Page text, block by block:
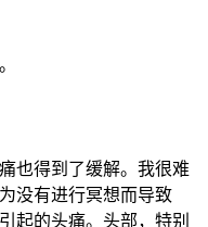
也得到了缓解。我很难
没有进行冥想而导致
起的头痛。头部，特别